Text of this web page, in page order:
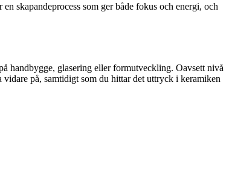
skapandeprocess som ger både fokus och energi, och
handbygge, glasering eller formutveckling. Oavsett nivå
på, samtidigt som du hittar det uttryck i keramiken